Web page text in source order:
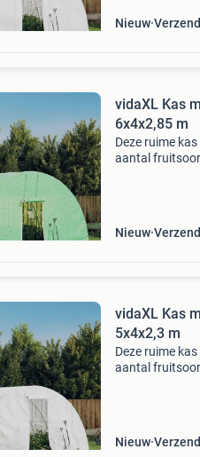
Nieuw
vidaXL Kas
6x4x2,85 m
Deze ruime
aantal
Nieuw
vidaXL Kas
5x4x2,3 m
Deze ruime
aantal
Nieuw